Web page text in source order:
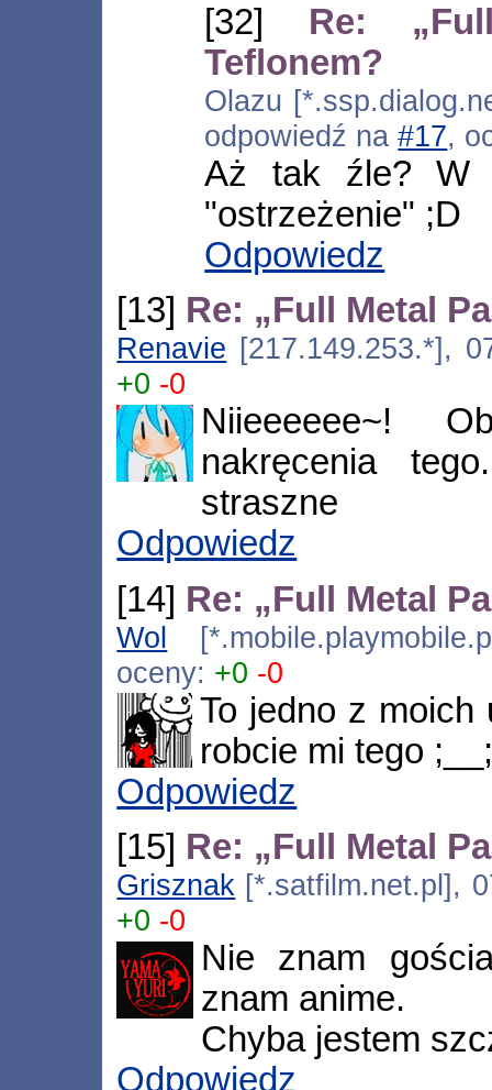
[32] Re:
Teflonem?
Olazu
odpowiedź na#17,
Aż tak źle? W
"ostrzeżenie" ;D
Odpowiedz
[13] Re: „Full Metal
Renavie [217.149.253.*],
+0 -0
Niieeeeee~!
nakręcenia
straszne
Odpowiedz
[14] Re: „Full Metal
Wol
oceny: +0 -0
To jedno z moich
robcie mi tego ;__;
Odpowiedz
[15] Re: „Full Metal
Grisznak [*.satfilm.net.pl],
+0 -0
Nie znam
znam anime.
Chyba jestem
Odpowiedz